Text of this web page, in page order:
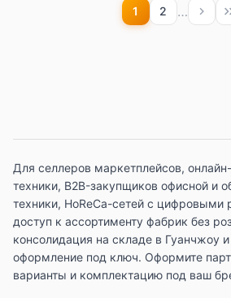
1 2 …
Для селлеров маркетплейсов,
техники, B2B-закупщиков офисной и
техники, HoReCa-сетей с
доступ к ассортименту фабрик без
консолидация на складе в Гуанчжоу
оформление под ключ. Оформите
варианты и комплектацию под ваш